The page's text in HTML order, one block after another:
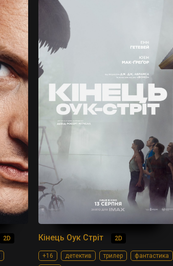
2D Кінець Оук Стріт 2D
+16 детектив трилер
фантастика